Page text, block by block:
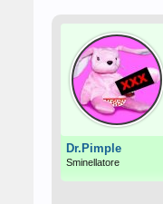
Dr.Pimple
Sminellatore